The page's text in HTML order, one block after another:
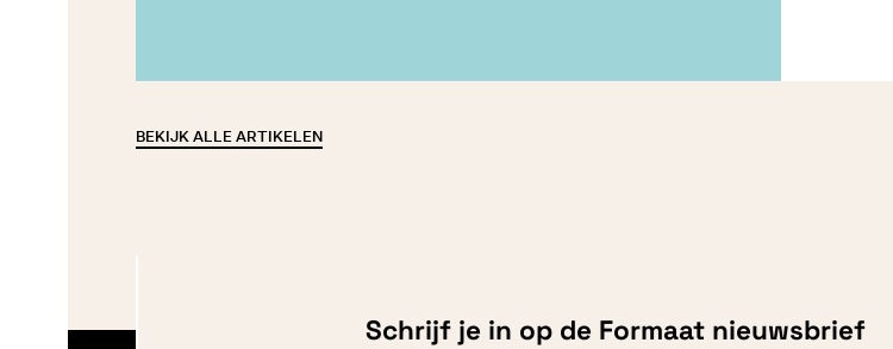
BEKIJK ALLE ARTIKELEN
Schrijf je in op de Formaat nieuwsbrief